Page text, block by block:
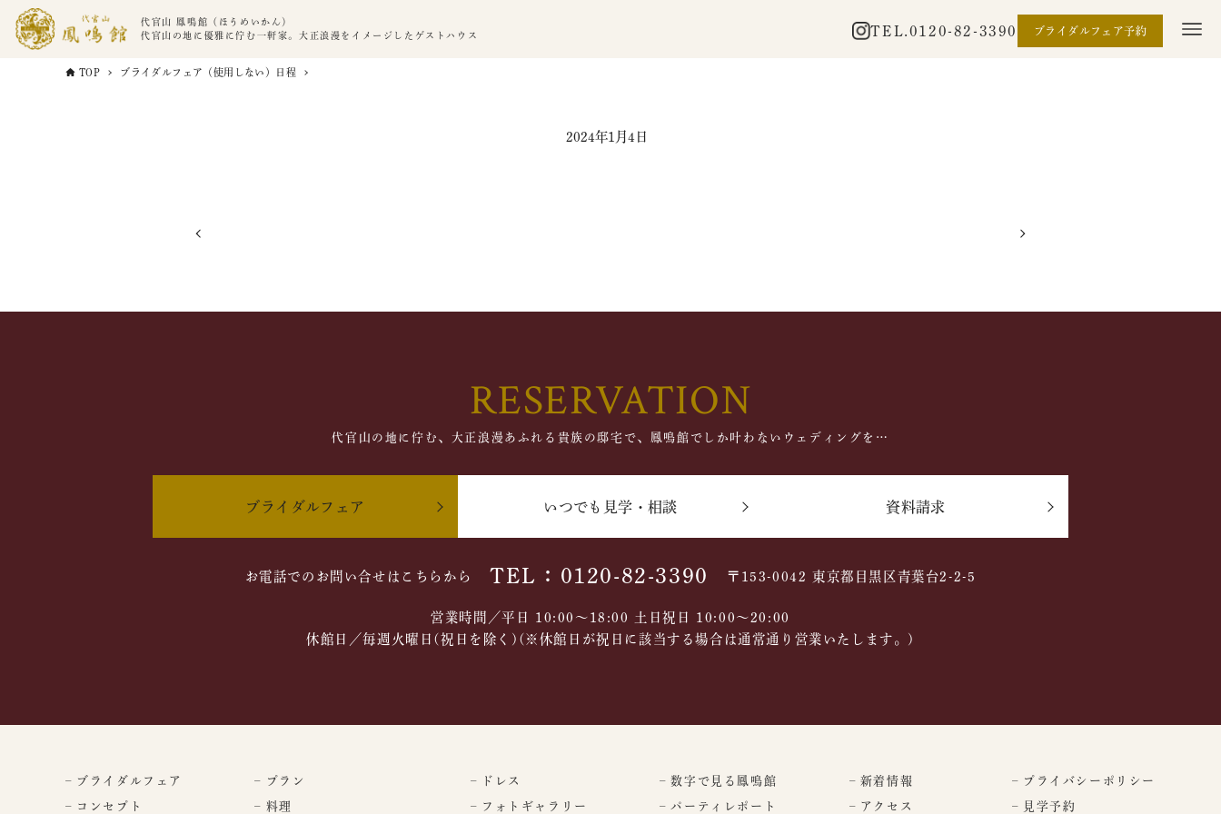
代官山 鳳鳴館（ほうめいかん）
代官山の地に優雅に佇む一軒家。大正浪漫をイメージしたゲストハウス
TEL. 0120-82-3390 ブライダルフェア予約
TOP ブライダルフェア（使用しない）日程
2024年1月4日
RESERVATION
代官山の地に佇む、大正浪漫あふれる貴族の邸宅で、鳳鳴館でしか叶わないウェディングを…
ブライダルフェア いつでも見学・相談 資料請求
お電話でのお問い合せはこちらから TEL：0120-82-3390 〒153-0042 東京都目黒区青葉台2-2-5
営業時間／平日 10:00～18:00 土日祝日 10:00〜20:00
休館日／毎週火曜日(祝日を除く)(※休館日が祝日に該当する場合は通常通り営業いたします。)
– ブライダルフェア
– コンセプト
– プラン
– 料理
– ドレス
– フォトギャラリー
– 数字で見る鳳鳴館
– パーティレポート
– 新着情報
– アクセス
– プライバシーポリシー
– 見学予約